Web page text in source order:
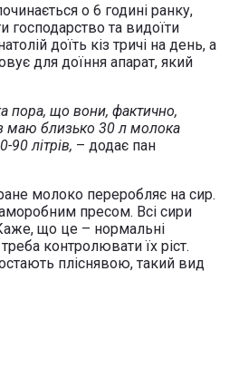
о 6 годині ранку,
господарство та видоїти
доїть кіз тричі на день, а
для доїння апарат, який
пора, що вони, фактично,
маю близько 30 л молока
90 літрів, – додає пан
молоко переробляє на сир.
пресом. Всі сири
що це – нормальні
контролювати їх ріст.
пліснявою, такий вид